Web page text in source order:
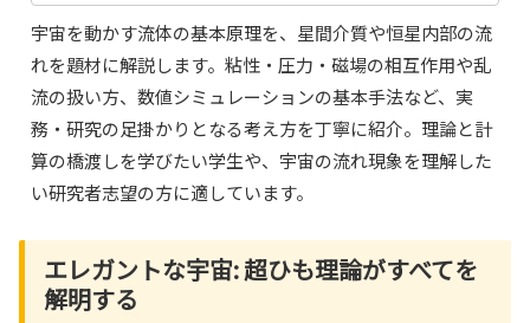
宇宙を動かす流体の基本原理を、星間介質や恒星内部の流
れを題材に解説します。粘性・圧力・磁場の相互作用や乱
流の扱い方、数値シミュレーションの基本手法など、実
務・研究の足掛かりとなる考え方を丁寧に紹介。理論と計
算の橋渡しを学びたい学生や、宇宙の流れ現象を理解した
い研究者志望の方に適しています。
エレガントな宇宙: 超ひも理論がすべてを
解明する